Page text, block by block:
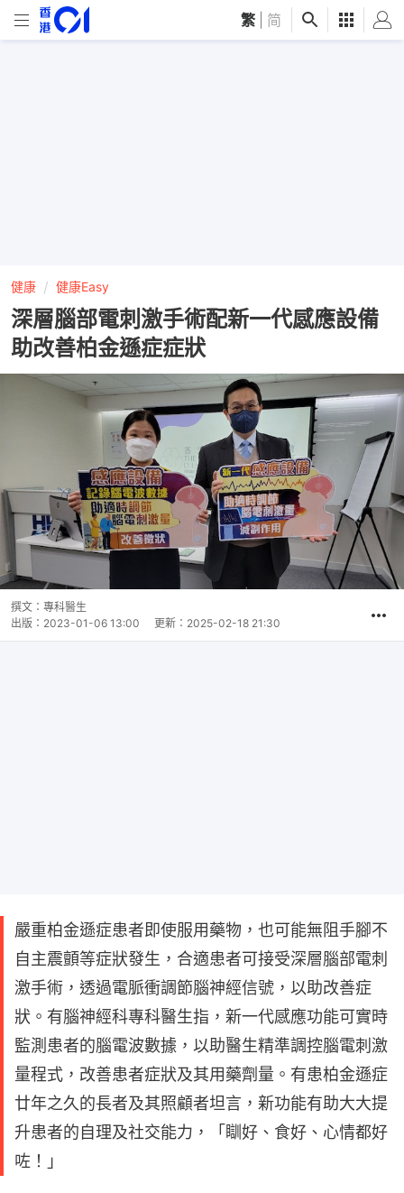
繁 简
健康 健康Easy
深層腦部電刺激手術配新一代感應設備
助改善柏金遜症症狀
撰文： 專科醫生
出版： 2023-01-06 13:00 更新： 2025-02-18 21:30
嚴重柏金遜症患者即使服用藥物，也可能無阻手腳不
自主震顫等症狀發生，合適患者可接受深層腦部電刺
激手術，透過電脈衝調節腦神經信號，以助改善症
狀。有腦神經科專科醫生指，新一代感應功能可實時
監測患者的腦電波數據，以助醫生精準調控腦電刺激
量程式，改善患者症狀及其用藥劑量。有患柏金遜症
廿年之久的長者及其照顧者坦言，新功能有助大大提
升患者的自理及社交能力，「瞓好、食好、心情都好
咗！」